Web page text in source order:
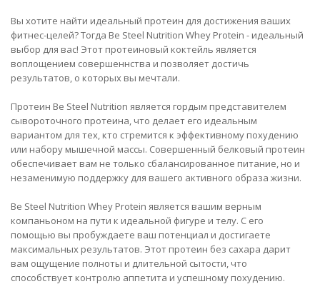
Вы хотите найти идеальный протеин для достижения ваших
фитнес-целей? Тогда Be Steel Nutrition Whey Protein - идеальный
выбор для вас! Этот протеиновый коктейль является
воплощением совершеннства и позволяет достичь
результатов, о которых вы мечтали.
Протеин Be Steel Nutrition является гордым представителем
сывороточного протеина, что делает его идеальным
вариантом для тех, кто стремится к эффективному похудению
или набору мышечной массы. Совершенный белковый протеин
обеспечивает вам не только сбалансированное питание, но и
незаменимую поддержку для вашего активного образа жизни.
Be Steel Nutrition Whey Protein является вашим верным
компаньоном на пути к идеальной фигуре и телу. С его
помощью вы пробуждаете ваш потенциал и достигаете
максимальных результатов. Этот протеин без сахара дарит
вам ощущение полноты и длительной сытости, что
способствует контролю аппетита и успешному похудению.